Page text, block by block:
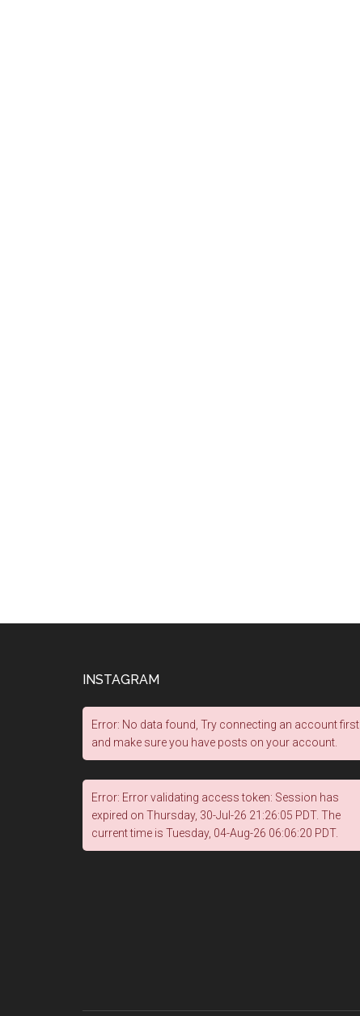
INSTAGRAM
Error: No data found, Try connecting an account first
and make sure you have posts on your account.
Error: Error validating access token: Session has
expired on Thursday, 30-Jul-26 21:26:05 PDT. The
current time is Tuesday, 04-Aug-26 06:06:20 PDT.